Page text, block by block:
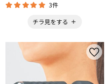
3件
チラ見をする